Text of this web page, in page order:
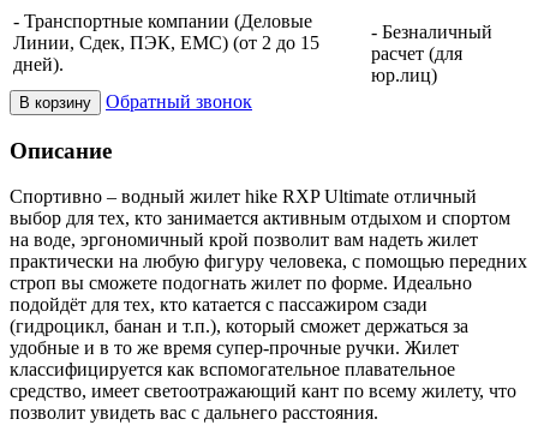
- Транспортные компании (Деловые
Линии, Сдек, ПЭК, ЕМС) (от 2 до 15
дней).
- Безналичный
расчет (для
юр.лиц)
В корзину Обратный звонок
Описание
Спортивно – водный жилет hike RXP Ultimate отличный
выбор для тех, кто занимается активным отдыхом и спортом
на воде, эргономичный крой позволит вам надеть жилет
практически на любую фигуру человека, с помощью передних
строп вы сможете подогнать жилет по форме. Идеально
подойдёт для тех, кто катается с пассажиром сзади
(гидроцикл, банан и т.п.), который сможет держаться за
удобные и в то же время супер-прочные ручки. Жилет
классифицируется как вспомогательное плавательное
средство, имеет светоотражающий кант по всему жилету, что
позволит увидеть вас с дальнего расстояния.